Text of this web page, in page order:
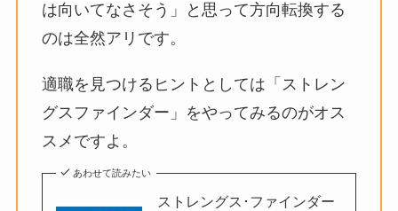
は向いてなさそう」と思って方向転換する
のは全然アリです。
適職を見つけるヒントとしては「ストレン
グスファインダー」をやってみるのがオス
スメですよ。
あわせて読みたい
ストレングス･ファインダー